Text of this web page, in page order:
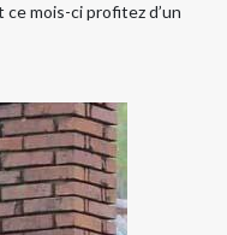
mois-ci profitez d’un